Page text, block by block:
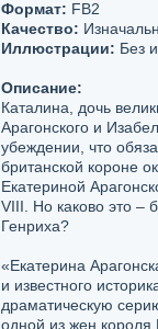
Формат: FB2
Качество:
Иллюстрации: Без
Описание:
Каталина, дочь
Арагонского и
убеждении, что
британской короне
Екатериной
VIII. Но каково это –
Генриха?
«Екатерина
и известного
драматическую
одной из жен короля